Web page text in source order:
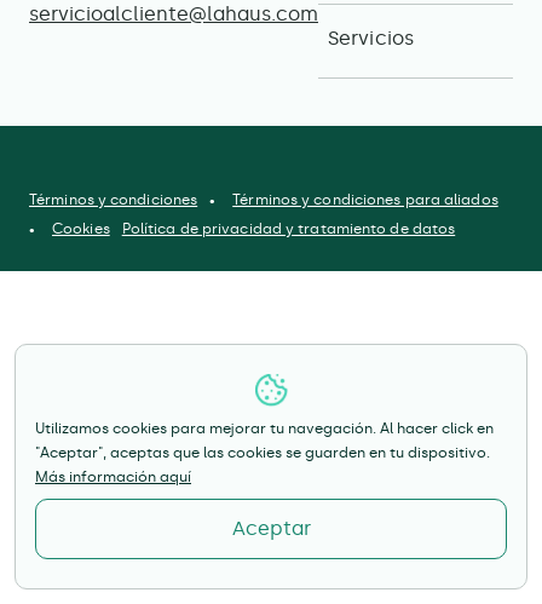
Utilizamos cookies para mejorar tu navegación. Al hacer click en
"Aceptar", aceptas que las cookies se guarden en tu dispositivo.
Más información aquí
Aceptar
servicioalcliente@lahaus.com
Servicios
Términos y condiciones
Términos y condiciones para aliados
Cookies
Política de privacidad y tratamiento de datos